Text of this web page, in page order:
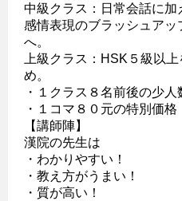
中級クラス：日常会話に加
感情表現のブラッシュア
へ。
上級クラス：HSK５級以
め。
・１クラス８名前後の少人
・１コマ８０元の特別価格
【講師陣】
漢院の先生は
・わかりやすい！
・教え方がうまい！
・質が高い！